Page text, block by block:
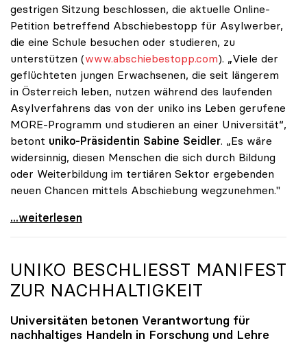
gestrigen Sitzung beschlossen, die aktuelle Online-
Petition betreffend Abschiebestopp für Asylwerber,
die eine Schule besuchen oder studieren, zu
unterstützen (www.abschiebestopp.com). „Viele der
geflüchteten jungen Erwachsenen, die seit längerem
in Österreich leben, nutzen während des laufenden
Asylverfahrens das von der uniko ins Leben gerufene
MORE-Programm und studieren an einer Universität“,
betont uniko-Präsidentin Sabine Seidler. „Es wäre
widersinnig, diesen Menschen die sich durch Bildung
oder Weiterbildung im tertiären Sektor ergebenden
neuen Chancen mittels Abschiebung wegzunehmen."
uniko unterstützt Petition zu Abschiebestopp für
...weiterlesen
UNIKO BESCHLIESST MANIFEST
ZUR NACHHALTIGKEIT
Universitäten betonen Verantwortung für
nachhaltiges Handeln in Forschung und Lehre